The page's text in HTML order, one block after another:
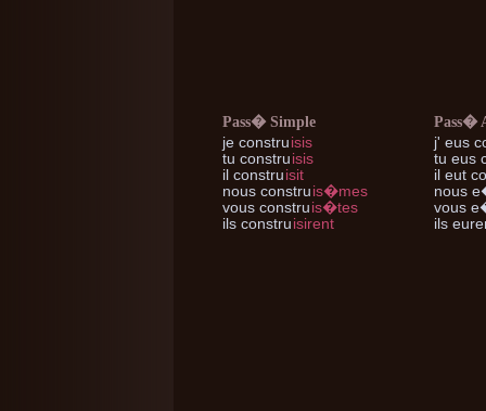
Pass� Simple
je construisis
tu construisis
il construisit
nous construis�mes
vous construis�tes
ils construisirent
Pass�
j' eus
tu eus
il eut
nous
vous
ils